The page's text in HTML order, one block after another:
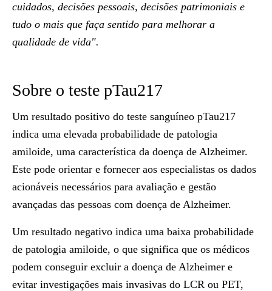
cuidados, decisões pessoais, decisões patrimoniais e
tudo o mais que faça sentido para melhorar a
qualidade de vida".
Sobre o teste pTau217
Um resultado positivo do teste sanguíneo pTau217
indica uma elevada probabilidade de patologia
amiloide, uma característica da doença de Alzheimer.
Este pode orientar e fornecer aos especialistas os dados
acionáveis necessários para avaliação e gestão
avançadas das pessoas com doença de Alzheimer.
Um resultado negativo indica uma baixa probabilidade
de patologia amiloide, o que significa que os médicos
podem conseguir excluir a doença de Alzheimer e
evitar investigações mais invasivas do LCR ou PET,